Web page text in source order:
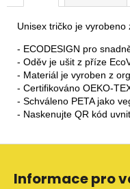
Unisex tričko je
- ECODESIGN pro
- Oděv je ušit z příze
- Materiál je vyroben z
- Certifikováno OEKO-
- Schváleno PETA jako
- Naskenujte QR kód
Z
Informace pro